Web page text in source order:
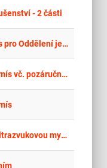
- 2 části
Výzva č. 6: Myčka podložních mís pro Oddělení jednodenní chirurgie nemocnice Teplice
Dodávka 2 ks myček podložních mís vč. pozáručního servisu
Sestava nábytku s vestavěnou ultrazvukovou myčkou a směšovačem dezinfekčního roztoku